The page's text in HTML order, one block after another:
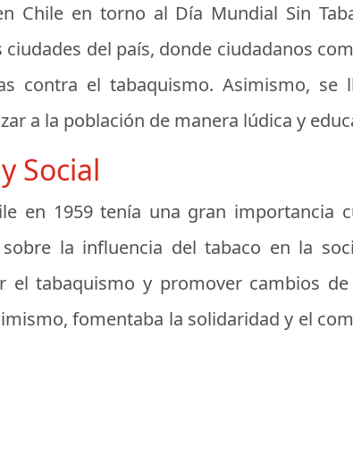
Chile en torno al Día Mundial Sin
del país, donde ciudadanos
contra el tabaquismo. Asimismo, se
a la población de manera lúdica y
Social
en 1959 tenía una gran importancia
la influencia del tabaco en la
el tabaquismo y promover cambios
fomentaba la solidaridad y el